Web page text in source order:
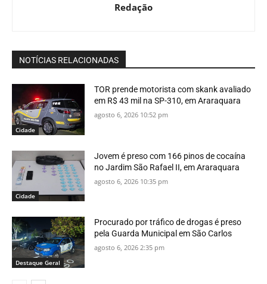
Redação
NOTÍCIAS RELACIONADAS
Cidade
TOR prende motorista com skank avaliado
em R$ 43 mil na SP-310, em Araraquara
agosto 6, 2026 10:52 pm
Cidade
Jovem é preso com 166 pinos de cocaína
no Jardim São Rafael II, em Araraquara
agosto 6, 2026 10:35 pm
Destaque Geral
Procurado por tráfico de drogas é preso
pela Guarda Municipal em São Carlos
agosto 6, 2026 2:35 pm